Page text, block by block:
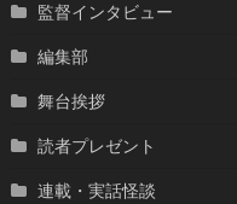
監督インタビュー
編集部
舞台挨拶
読者プレゼント
連載・実話怪談